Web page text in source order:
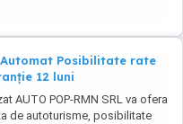
Automat Posibilitate rate
12 luni
AUTO POP-RMN SRL va ofera
de autoturisme, posibilitate